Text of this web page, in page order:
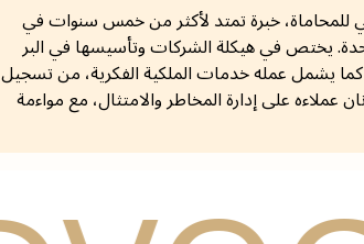
للمحاماة، خبرة تمتد لأكثر من خمس سنوات في
يختص في هيكلة الشركات وتأسيسها في البر
كما يشمل عمله خدمات الملكية الفكرية، من تسجيل
عملاءه على إدارة المخاطر والامتثال، مع مواءمة